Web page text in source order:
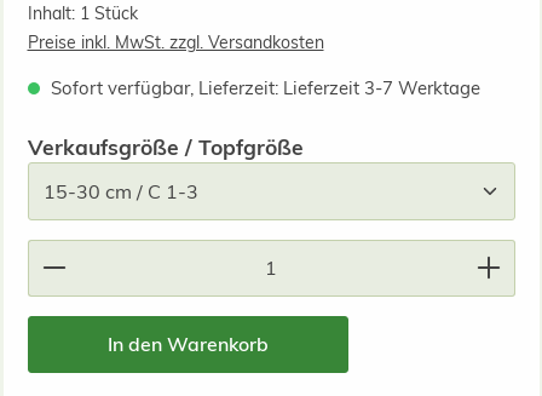
Inhalt: 1 Stück
Preise inkl. MwSt. zzgl. Versandkosten
Sofort verfügbar, Lieferzeit: Lieferzeit 3-7 Werktage
Verkaufsgröße / Topfgrößeauswählen
Produkt Anzahl: Gib den gewünschten Wert ein
In den Warenkorb